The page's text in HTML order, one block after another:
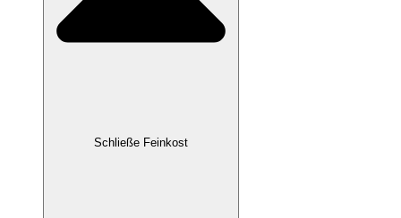
Schließe Feinkost